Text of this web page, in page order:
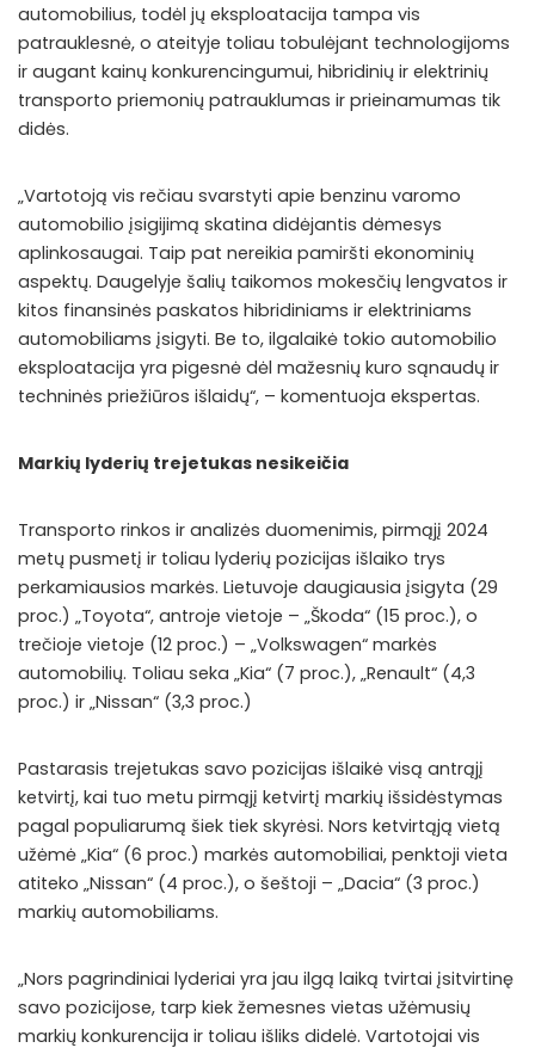
automobilius, todėl jų eksploatacija tampa vis
patrauklesnė, o ateityje toliau tobulėjant technologijoms
ir augant kainų konkurencingumui, hibridinių ir elektrinių
transporto priemonių patrauklumas ir prieinamumas tik
didės.
„Vartotoją vis rečiau svarstyti apie benzinu varomo
automobilio įsigijimą skatina didėjantis dėmesys
aplinkosaugai. Taip pat nereikia pamiršti ekonominių
aspektų. Daugelyje šalių taikomos mokesčių lengvatos ir
kitos finansinės paskatos hibridiniams ir elektriniams
automobiliams įsigyti. Be to, ilgalaikė tokio automobilio
eksploatacija yra pigesnė dėl mažesnių kuro sąnaudų ir
techninės priežiūros išlaidų“, – komentuoja ekspertas.
Markių lyderių trejetukas nesikeičia
Transporto rinkos ir analizės duomenimis, pirmąjį 2024
metų pusmetį ir toliau lyderių pozicijas išlaiko trys
perkamiausios markės. Lietuvoje daugiausia įsigyta (29
proc.) „Toyota“, antroje vietoje – „Škoda“ (15 proc.), o
trečioje vietoje (12 proc.) – „Volkswagen“ markės
automobilių. Toliau seka „Kia“ (7 proc.), „Renault“ (4,3
proc.) ir „Nissan“ (3,3 proc.)
Pastarasis trejetukas savo pozicijas išlaikė visą antrąjį
ketvirtį, kai tuo metu pirmąjį ketvirtį markių išsidėstymas
pagal populiarumą šiek tiek skyrėsi. Nors ketvirtąją vietą
užėmė „Kia“ (6 proc.) markės automobiliai, penktoji vieta
atiteko „Nissan“ (4 proc.), o šeštoji – „Dacia“ (3 proc.)
markių automobiliams.
„Nors pagrindiniai lyderiai yra jau ilgą laiką tvirtai įsitvirtinę
savo pozicijose, tarp kiek žemesnes vietas užėmusių
markių konkurencija ir toliau išliks didelė. Vartotojai vis